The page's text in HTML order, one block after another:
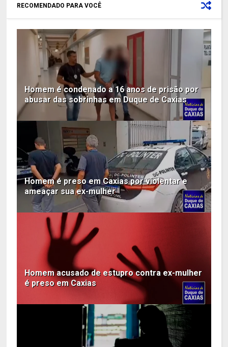
RECOMENDADO PARA VOCÊ
Homem é condenado a 16 anos de prisão por
abusar das sobrinhas em Duque de Caxias
Homem é preso em Caxias por violentar e
ameaçar sua ex-mulher
Homem acusado de estupro contra ex-mulher
é preso em Caxias